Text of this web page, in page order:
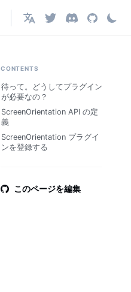
日本語
CONTENTS
待って。どうしてプラグイン
が必要なの？
ScreenOrientation API の定
義
ScreenOrientation プラグイ
ンを登録する
このページを編集